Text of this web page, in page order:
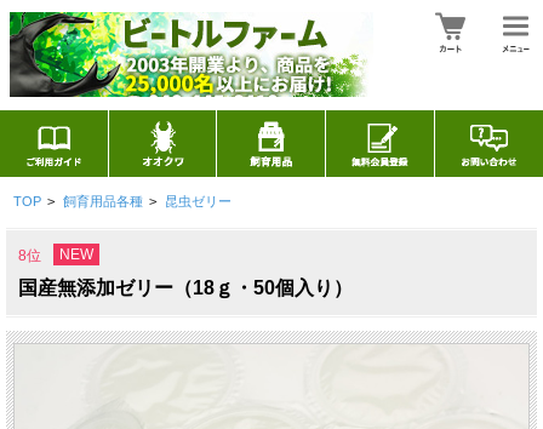
TOP > 飼育用品各種 > 昆虫ゼリー
8位 NEW
国産無添加ゼリー（18ｇ・50個入り）